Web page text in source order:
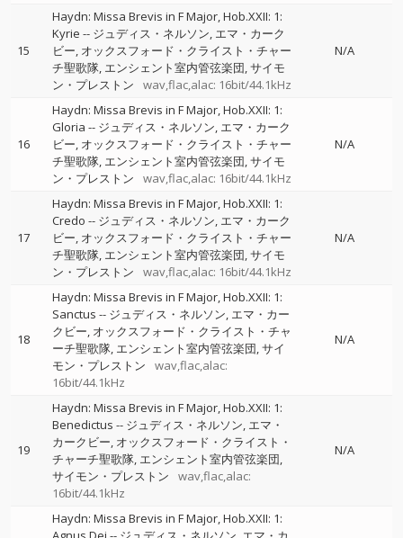
15
Haydn: Missa Brevis in F Major, Hob.XXII: 1:
Kyrie -- ジュディス・ネルソン エマ・カーク
ビー オックスフォード・クライスト・チャー
チ聖歌隊 エンシェント室内管弦楽団 サイモ
ン・プレストン
wav,flac,alac: 16bit/44.1kHz
N/A
16
Haydn: Missa Brevis in F Major, Hob.XXII: 1:
Gloria -- ジュディス・ネルソン エマ・カーク
ビー オックスフォード・クライスト・チャー
チ聖歌隊 エンシェント室内管弦楽団 サイモ
ン・プレストン
wav,flac,alac: 16bit/44.1kHz
N/A
17
Haydn: Missa Brevis in F Major, Hob.XXII: 1:
Credo -- ジュディス・ネルソン エマ・カーク
ビー オックスフォード・クライスト・チャー
チ聖歌隊 エンシェント室内管弦楽団 サイモ
ン・プレストン
wav,flac,alac: 16bit/44.1kHz
N/A
18
Haydn: Missa Brevis in F Major, Hob.XXII: 1:
Sanctus -- ジュディス・ネルソン エマ・カー
クビー オックスフォード・クライスト・チャ
ーチ聖歌隊 エンシェント室内管弦楽団 サイ
モン・プレストン
wav,flac,alac:
16bit/44.1kHz
N/A
19
Haydn: Missa Brevis in F Major, Hob.XXII: 1:
Benedictus -- ジュディス・ネルソン エマ・
カークビー オックスフォード・クライスト・
チャーチ聖歌隊 エンシェント室内管弦楽団
サイモン・プレストン
wav,flac,alac:
16bit/44.1kHz
N/A
Haydn: Missa Brevis in F Major, Hob.XXII: 1: